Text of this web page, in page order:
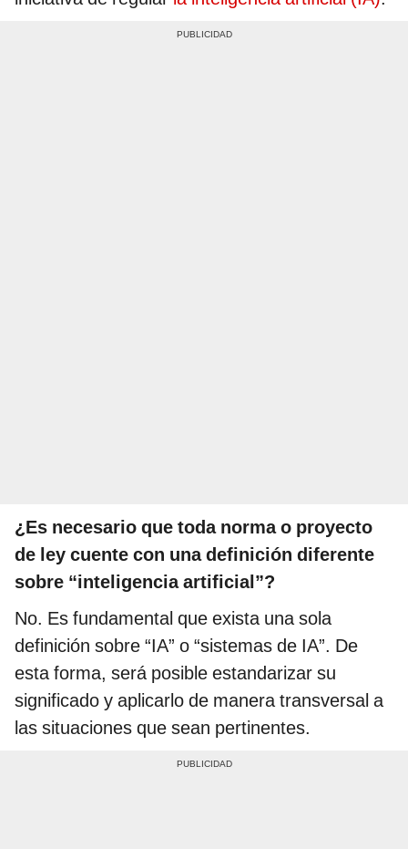
¿Es necesario que toda norma o proyecto
de ley cuente con una definición diferente
sobre “inteligencia artificial”?
No. Es fundamental que exista una sola
definición sobre “IA” o “sistemas de IA”. De
esta forma, será posible estandarizar su
significado y aplicarlo de manera transversal a
las situaciones que sean pertinentes.